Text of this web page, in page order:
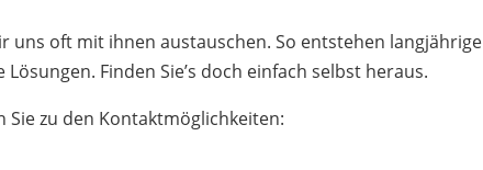
uns oft mit ihnen austauschen. So entstehen langjährige
Finden Sie’s doch einfach selbst heraus.
Sie zu den Kontaktmöglichkeiten: